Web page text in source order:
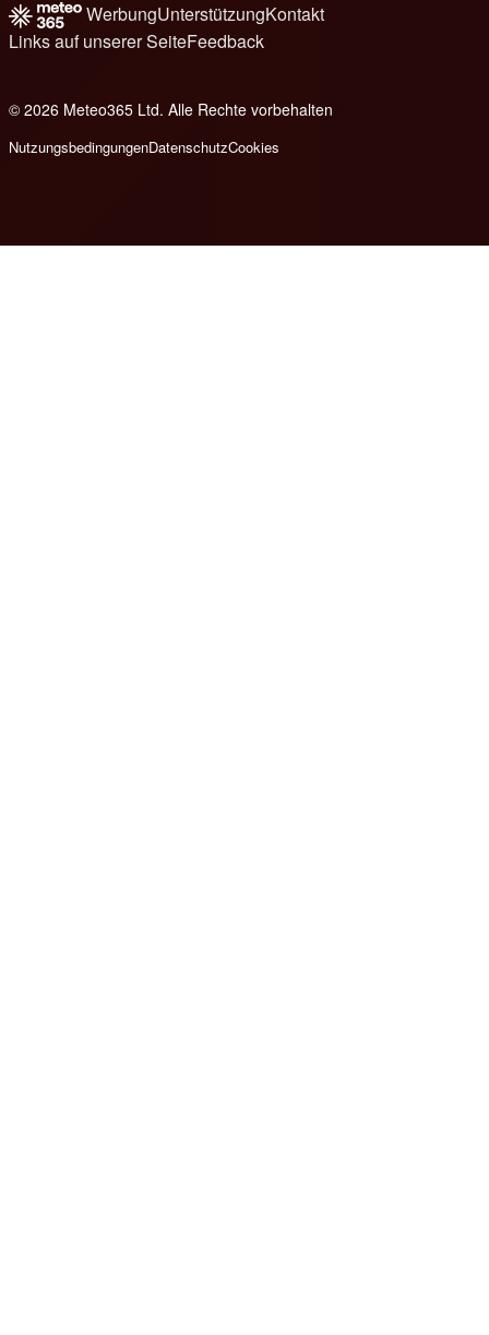
WerbungUnterstützungKontakt
Links auf unserer SeiteFeedback
© 2026 Meteo365 Ltd. Alle Rechte vorbehalten
NutzungsbedingungenDatenschutzCookies